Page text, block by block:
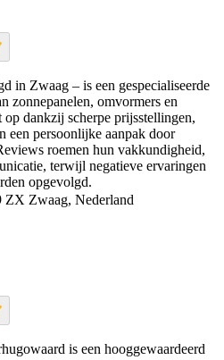
in Zwaag – is een gespecialiseerde
zonnepanelen, omvormers en
dankzij scherpe prijsstellingen,
een persoonlijke aanpak door
roemen hun vakkundigheid,
terwijl negatieve ervaringen
opgevolgd.
ZX Zwaag, Nederland
is een hooggewaardeerd